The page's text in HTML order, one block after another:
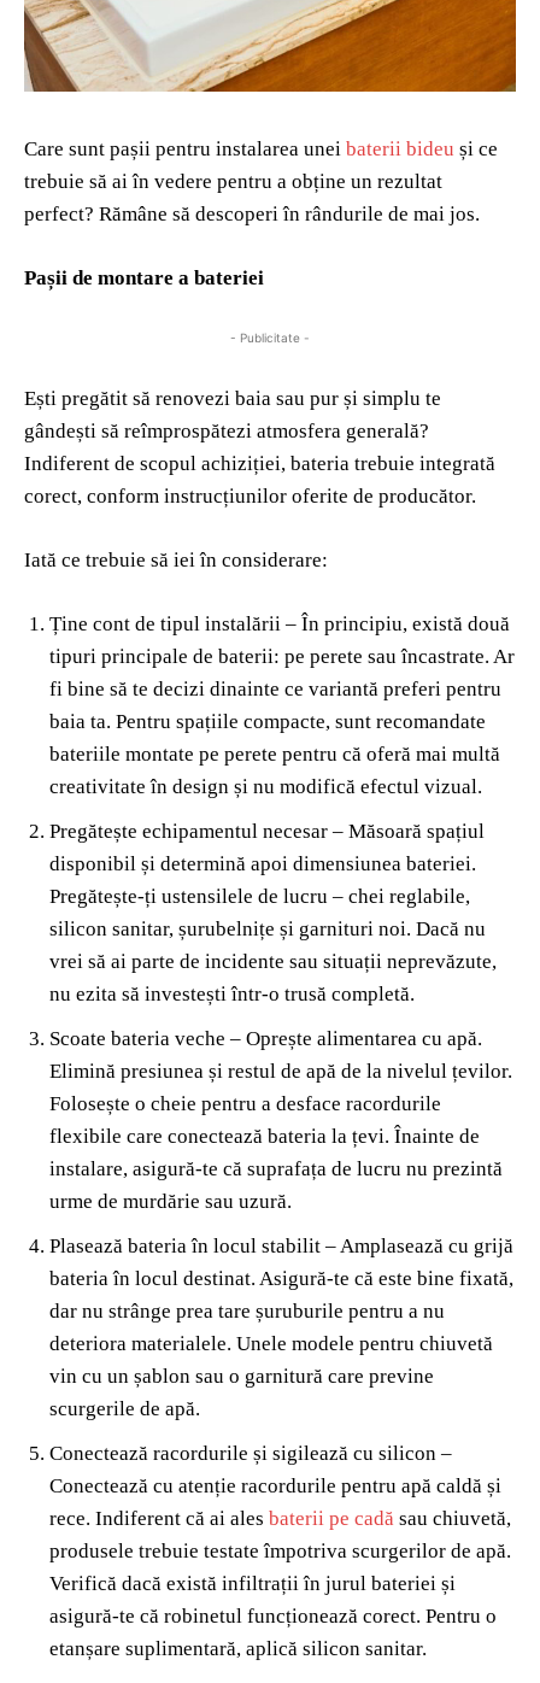
Care sunt pașii pentru instalarea unei baterii bideu și ce
trebuie să ai în vedere pentru a obține un rezultat
perfect? Rămâne să descoperi în rândurile de mai jos.
Pașii de montare a bateriei
- Publicitate -
Ești pregătit să renovezi baia sau pur și simplu te
gândești să reîmprospătezi atmosfera generală?
Indiferent de scopul achiziției, bateria trebuie integrată
corect, conform instrucțiunilor oferite de producător.
Iată ce trebuie să iei în considerare:
Ține cont de tipul instalării – În principiu, există două
tipuri principale de baterii: pe perete sau încastrate. Ar
fi bine să te decizi dinainte ce variantă preferi pentru
baia ta. Pentru spațiile compacte, sunt recomandate
bateriile montate pe perete pentru că oferă mai multă
creativitate în design și nu modifică efectul vizual.
Pregătește echipamentul necesar – Măsoară spațiul
disponibil și determină apoi dimensiunea bateriei.
Pregătește-ți ustensilele de lucru – chei reglabile,
silicon sanitar, șurubelnițe și garnituri noi. Dacă nu
vrei să ai parte de incidente sau situații neprevăzute,
nu ezita să investești într-o trusă completă.
Scoate bateria veche – Oprește alimentarea cu apă.
Elimină presiunea și restul de apă de la nivelul țevilor.
Folosește o cheie pentru a desface racordurile
flexibile care conectează bateria la țevi. Înainte de
instalare, asigură-te că suprafața de lucru nu prezintă
urme de murdărie sau uzură.
Plasează bateria în locul stabilit – Amplasează cu grijă
bateria în locul destinat. Asigură-te că este bine fixată,
dar nu strânge prea tare șuruburile pentru a nu
deteriora materialele. Unele modele pentru chiuvetă
vin cu un șablon sau o garnitură care previne
scurgerile de apă.
Conectează racordurile și sigilează cu silicon –
Conectează cu atenție racordurile pentru apă caldă și
rece. Indiferent că ai ales baterii pe cadă sau chiuvetă,
produsele trebuie testate împotriva scurgerilor de apă.
Verifică dacă există infiltrații în jurul bateriei și
asigură-te că robinetul funcționează corect. Pentru o
etanșare suplimentară, aplică silicon sanitar.